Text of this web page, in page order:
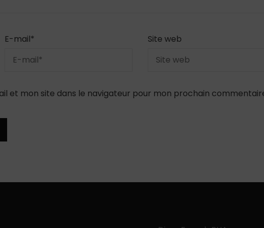
E-mail* Site web
et mon site dans le navigateur pour mon prochain